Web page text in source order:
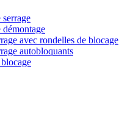
avec rondelles de blocage
autobloquants